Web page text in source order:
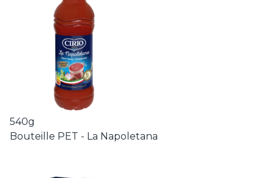
540g
Bouteille PET - La Napoletana